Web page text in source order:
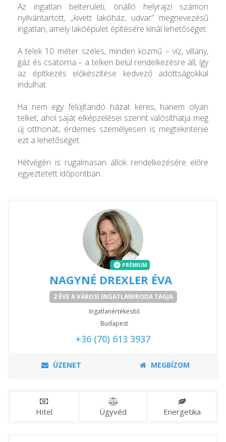
Az ingatlan belterületi, önálló helyrajzi számon
nyilvántartott, „kivett lakóház, udvar” megnevezésű
ingatlan, amely lakóépület építésére kínál lehetőséget.
A telek 10 méter széles, minden közmű – víz, villany,
gáz és csatorna – a telken belül rendelkezésre áll, így
az építkezés előkészítése kedvező adottságokkal
indulhat.
Ha nem egy felújítandó házat keres, hanem olyan
telket, ahol saját elképzelései szerint valósíthatja meg
új otthonát, érdemes személyesen is megtekintenie
ezt a lehetőséget.
Hétvégén is rugalmasan állok rendelkezésére előre
egyeztetett időpontban.
PRÉMIUM
NAGYNÉ DREXLER ÉVA
2 ÉVE A VÁROSI INGATLANIRODA TAGJA
Ingatlanértékesítő
Budapest
+36 (70) 613 3937
ÜZENET MEGBÍZOM
Hitel Ügyvéd Energetika